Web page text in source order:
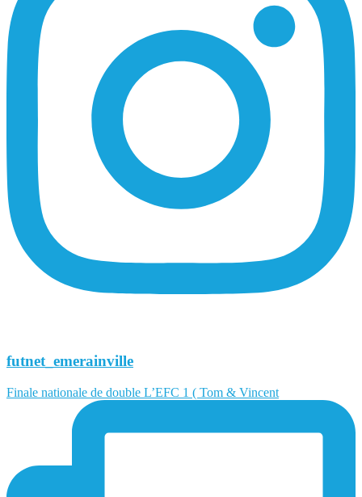
futnet_emerainville
Finale nationale de double L’EFC 1 ( Tom & Vincent